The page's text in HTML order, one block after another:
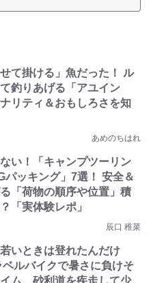
て掛ける」魚だった！ ル
釣りあげる「アユイン
リティ＆おもしろさを知
あめのちはれ
い！「キャンプツーリン
パッキング」7選！ 安全＆
「荷物の順序や位置」積
「実体験レポ」
辰口 稚菜
若いときは登れたんだけ
ルバイクで暑さに負けそ
ム、砂利道を疾走して少